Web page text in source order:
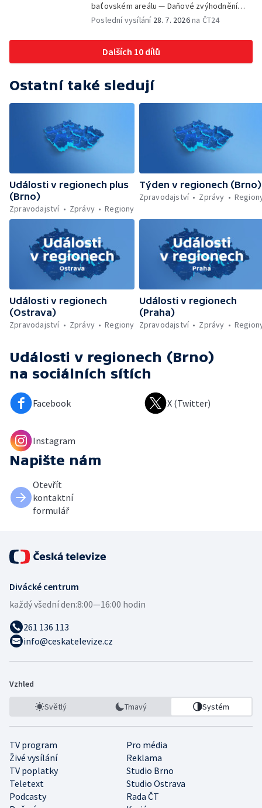
baťovském areálu — Daňové zvýhodnění
vína — Výhružky na magistrátu v Olomouci —
Brněnské týmy v první fotbalové lize —
Chystaná rekonstrukce bývalé věznice —
Nový seriál pro děti
Poslední vysílání 28. 7. 2026na ČT24
Dalších 10 dílů
Ostatní také sledují
Události v regionech plus
(Brno)
Zpravodajství
Zprávy Regiony
Týden v regionech (Brno)
Zpravodajství
Zprávy
Události v regionech
(Ostrava)
Zpravodajství
Zprávy Regiony
Události v regionech
(Praha)
Zpravodajství
Zprávy
Události v regionech (Brno)
na sociálních sítích
Facebook X (Twitter)
Instagram
Napište nám
Otevřít
kontaktní
formulář
Divácké centrum
každý všední den:8:00—16:00 hodin
261 136 113
info@ceskatelevize.cz
Vzhled
Světlý Tmavý Systém
TV program
Pro média
Živé vysílání
Reklama
TV poplatky
Studio Brno
Teletext
Studio Ostrava
Podcasty
Rada ČT